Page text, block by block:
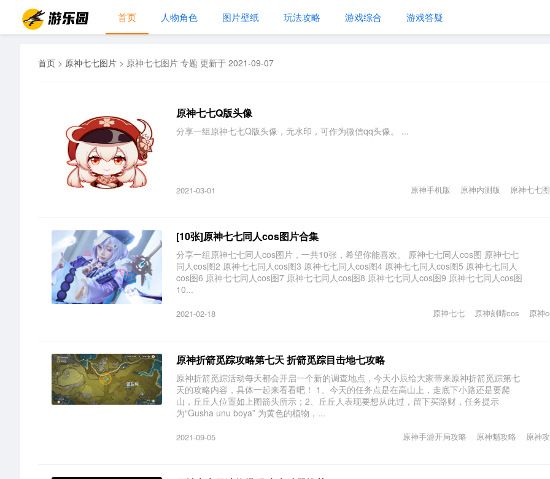
首页 人物角色 图片壁纸 玩法攻略 游戏综合 游戏答疑
首页 > 原神七七图片 > 原神七七图片 专题 更新于 2021-09-07
原神七七Q版头像
分享一组原神七七Q版头像，无水印，可作为微信qq头像。 ...
2021-03-01 原神七七
原神内测版
原神手机版
[10张]原神七七同人cos图片合集
分享一组原神七七同人cos图片，一共10张，希望你能喜欢。 原神七七同人cos图 原神七七
同人cos图2 原神七七同人cos图3 原神七七同人cos图4 原神七七同人cos图5 原神七七同人
cos图6 原神七七同人cos图7 原神七七同人cos图8 原神七七同人cos图9 原神七七同人cos图
10...
2021-02-18 原神
原神刻晴cos
原神七七
原神折箭觅踪攻略第七天 折箭觅踪目击地七攻略
原神折箭觅踪活动每天都会开启一个新的调查地点，今天小辰给大家带来原神折箭觅踪第七
天的攻略内容，具体一起来看看吧！ 1、今天的任务点是在高山上，走底下小路还是要爬
山，丘丘人位置如上图箭头所示；2、丘丘人表现要想从此过，留下买路财，任务提示
为“Gusha unu boya” 为黄色的植物，...
2021-09-05 原神
原神魈攻略
原神手游开局攻略